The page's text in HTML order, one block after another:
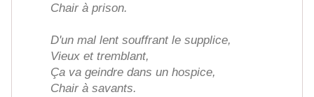
Chair à prison.
D'un mal lent souffrant le supplice,
Vieux et tremblant,
Ça va geindre dans un hospice,
Chair à savants.